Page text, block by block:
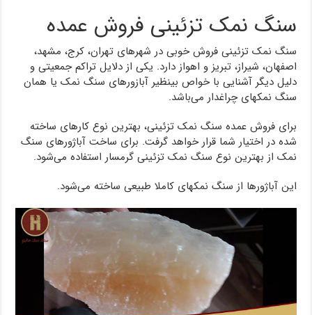
سنگ نمک تزئینی فروش عمده
سنگ نمک تزئینی فروش خوبی در شهرهای تهران، کرج، مشهد،
اصفهان، شیراز، تبریز و اهواز دارد. یکی از دلایل تراکم جمعیتی و
دلیل دیگر آشنایی با خواص بینظیر آبازورهای سنگ نمک یا همان
سنگ نمکهای چراغدار می‌باشد.
برای فروش عمده سنگ نمک تزئینی، بهترین نوع کارهای ساخته
شده در اختیار شما قرار خواهد گرفت. برای ساخت آباژورهای سنگ
نمک از بهترین نوع سنگ نمک تزئینی گرمسار استفاده می‌شود.
این آباژورها از سنگ نمکهای کاملا طبیعی ساخته می‌شود.